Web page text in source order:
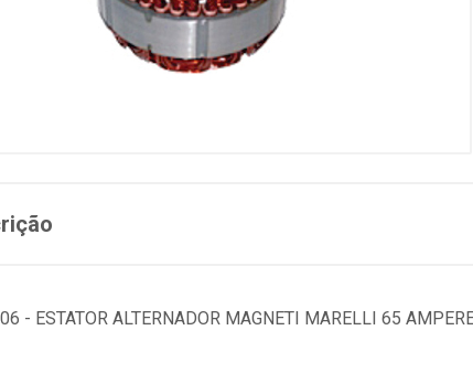
- ESTATOR ALTERNADOR MAGNETI MARELLI 65